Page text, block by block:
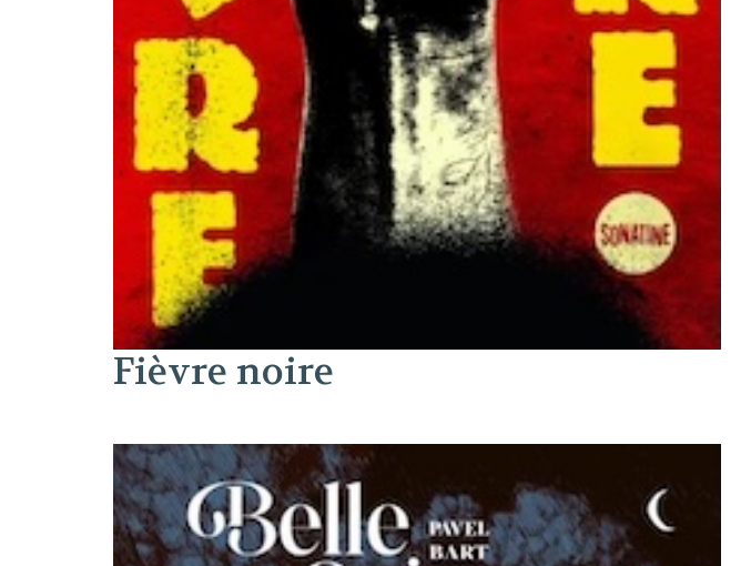
Fièvre noire